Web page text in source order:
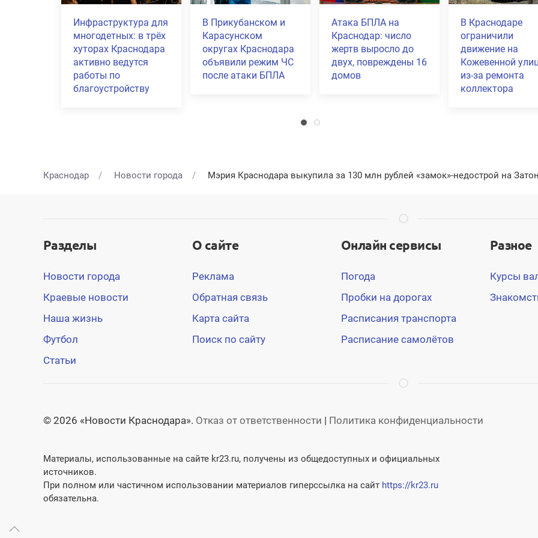
Атака БПЛА на
Краснодар: число
жертв выросло до
двух, повреждены 16
домов
В Краснодаре
ограничили
движение на
Кожевенной улице
из-за ремонта
В Краснодаре
топливо продают на
75 заправках
Кубанский
спортсмен
золото на
международном
турнире по
Будапеште
Краснодар Новости города Мэрия Краснодара выкупила за 130 млн рублей «замок»-недострой на
Разделы
Новости города
Краевые новости
Наша жизнь
Футбол
Статьи
О сайте
Реклама
Обратная связь
Карта сайта
Поиск по сайту
Онлайн сервисы
Погода
Пробки на дорогах
Расписания транспорта
Расписание самолётов
Разное
Курсы
© 2026 «Новости Краснодара». Отказ от ответственности | Политика конфиденциальности
Материалы, использованные на сайте kr23.ru, получены из общедоступных и официальных
источников.
При полном или частичном использовании материалов гиперссылка на сайт https://kr23.ru
обязательна.